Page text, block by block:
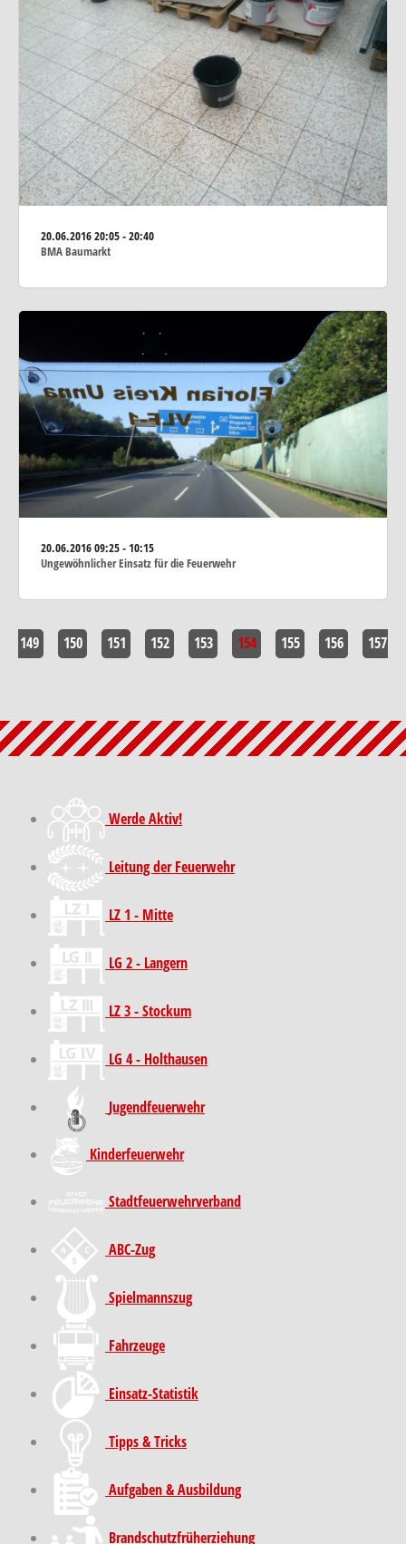
20.06.201620:05 - 20:40
BMA Baumarkt
20.06.201609:25 - 10:15
Ungewöhnlicher Einsatz für die Feuerwehr
149 150 151 152 153 154 155 156 157
Werde Aktiv!
Leitung der Feuerwehr
LZ 1 - Mitte
LG 2 - Langern
LZ 3 - Stockum
LG 4 - Holthausen
Jugendfeuerwehr
Kinder­feuer­wehr
Stadt­feuer­wehr­verband
ABC-Zug
Spielmannszug
Fahrzeuge
Einsatz-Statistik
Tipps & Tricks
Aufgaben & Ausbildung
Brand­schutz­früh­erziehung